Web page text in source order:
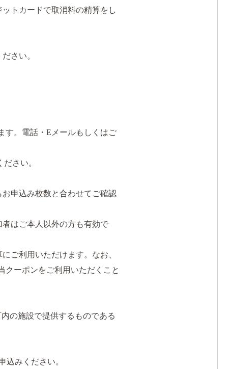
トカードで取消料の精算をし
さい。
す。電話・Eメールもしくはご
さい。
申込み枚数と合わせてご確認
はご本人以外の方も有効で
ご利用いただけます。なお、
クーポンをご利用いただくこと
の施設で提供するものである
込みください。